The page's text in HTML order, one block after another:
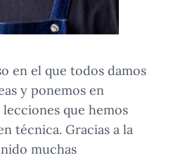
en el que todos damos
y ponemos en
que hemos
técnica. Gracias a la
muchas